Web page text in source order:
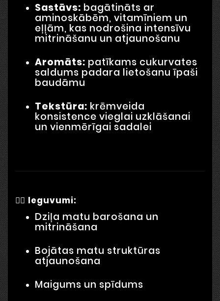
Sastāvs: bagātināts ar
aminoskābēm, vitamīniem un
eļļām, kas nodrošina intensīvu
mitrināšanu un atjaunošanu
Aromāts: patīkams cukurvates
saldums padara lietošanu īpaši
baudāmu
Tekstūra: krēmveida
konsistence vieglai uzklāšanai
un vienmērīgai sadalei
💆‍♀️ Ieguvumi:
Dziļa matu barošana un
mitrināšana
Bojātas matu struktūras
atjaunošana
Maigums un spīdums